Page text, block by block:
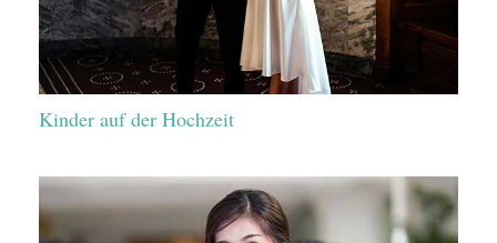
Kinder auf der Hochzeit